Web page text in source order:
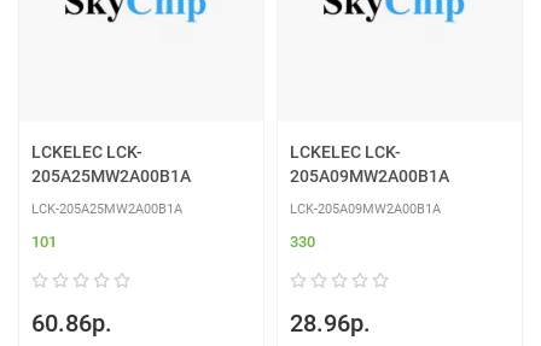
LCKELEC LCK-
205A25MW2A00B1A
LCK-205A25MW2A00B1A
101
60.86р.
LCKELEC LCK-
205A09MW2A00B1A
LCK-205A09MW2A00B1A
330
28.96р.